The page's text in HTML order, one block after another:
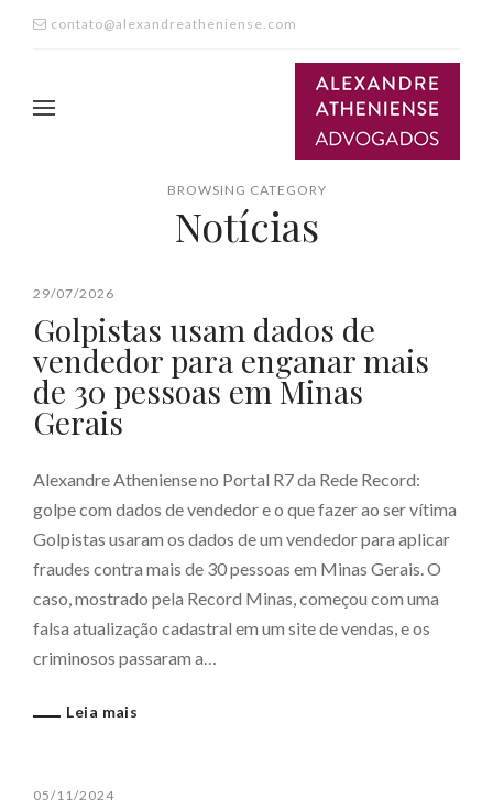
contato@alexandreatheniense.com
BROWSING CATEGORY
Notícias
29/07/2026
Golpistas usam dados de
vendedor para enganar mais
de 30 pessoas em Minas
Gerais
Alexandre Atheniense no Portal R7 da Rede Record:
golpe com dados de vendedor e o que fazer ao ser vítima
Golpistas usaram os dados de um vendedor para aplicar
fraudes contra mais de 30 pessoas em Minas Gerais. O
caso, mostrado pela Record Minas, começou com uma
falsa atualização cadastral em um site de vendas, e os
criminosos passaram a…
Leia mais
05/11/2024